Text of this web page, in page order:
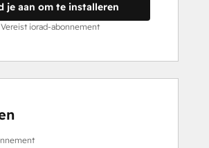
je aan om te installeren
Vereist iorad-abonnement